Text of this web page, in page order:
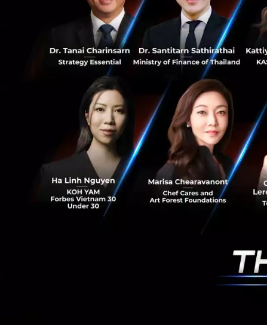
0
4. ถอดรหัส
ในช่วงท้าย คุณอาร์
มนุษย์ต้องรักษาไว้
E -
P -
O -
C -
H - Hope: "
ผลโหวตในรายก
ตระหนักว่า AI ไ
อะไรคือคุณค่าที่แ